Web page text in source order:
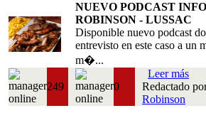
NUEVO PODCAST
ROBINSON - LUSSAC
Disponible nuevo podcast
entrevisto en este caso a un
m�...
249 0
Leer más
Redactado
Robinson